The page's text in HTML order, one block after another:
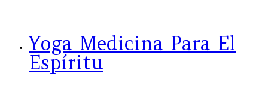
Yoga Medicina Para El
Espíritu